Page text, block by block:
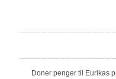
Doner penger til Eurikas